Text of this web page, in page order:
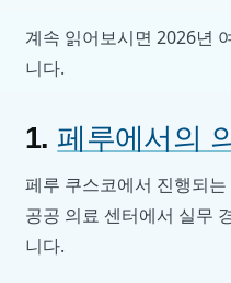
계속 읽어보시면 2026년
니다.
1. 페루에서의
페루 쿠스코에서 진행되
공공 의료 센터에서 실무
니다.